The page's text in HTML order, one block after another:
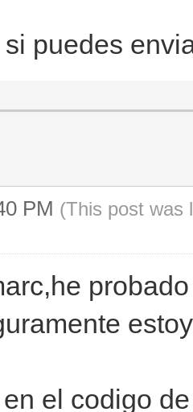
puedes
PM (This post was
el codigo